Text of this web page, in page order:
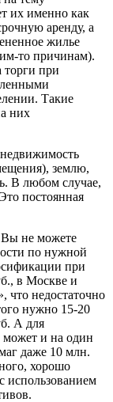
их именно как
аренду, а
жилье
то причинам).
торги при
Такие
них
землю,
В любом случае,
постоянная
Вы не можете
по нужной
при
в Москве и
что недостаточно
нужно 15-20
А для
может и на один
даже 10 млн.
хорошо
использованием